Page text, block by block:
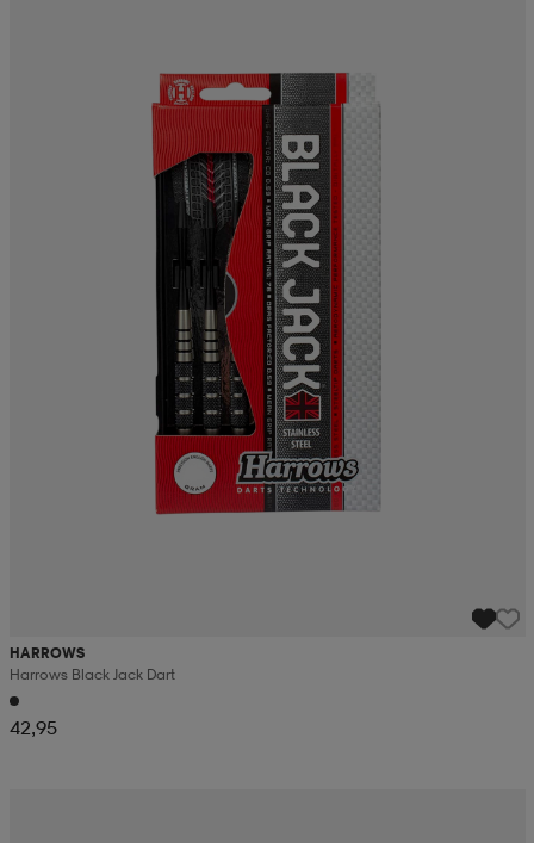
HARROWS
Harrows Black Jack Dart
42,95